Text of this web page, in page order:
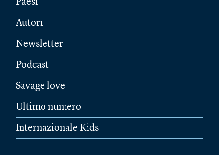
Paesi
Autori
Newsletter
Podcast
Savage love
Ultimo numero
Internazionale Kids